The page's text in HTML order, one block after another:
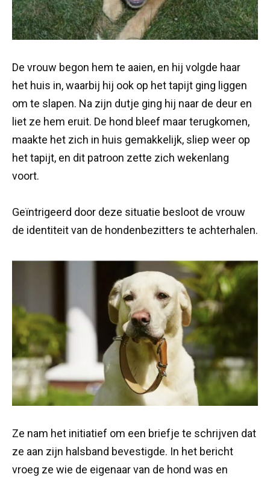
De vrouw begon hem te aaien, en hij volgde haar
het huis in, waarbij hij ook op het tapijt ging liggen
om te slapen. Na zijn dutje ging hij naar de deur en
liet ze hem eruit. De hond bleef maar terugkomen,
maakte het zich in huis gemakkelijk, sliep weer op
het tapijt, en dit patroon zette zich wekenlang
voort.
Geïntrigeerd door deze situatie besloot de vrouw
de identiteit van de hondenbezitters te achterhalen.
Ze nam het initiatief om een briefje te schrijven dat
ze aan zijn halsband bevestigde. In het bericht
vroeg ze wie de eigenaar van de hond was en